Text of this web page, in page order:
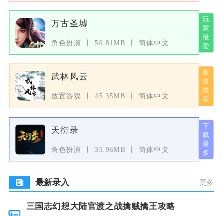
万古圣墟
角色扮演 50.81MB 简体中文
武林风云
放置游戏 45.35MB 简体中文
天衍录
角色扮演 35.96MB 简体中文
最新录入 更多
三国志幻想大陆官渡之战擒贼擒王攻略